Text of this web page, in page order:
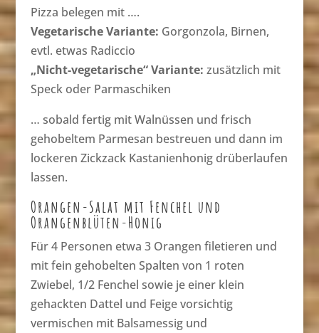
Pizza belegen mit ….
Vegetarische Variante: Gorgonzola, Birnen,
evtl. etwas Radiccio
„Nicht-vegetarische“ Variante: zusätzlich mit
Speck oder Parmaschiken
… sobald fertig mit Walnüssen und frisch
gehobeltem Parmesan bestreuen und dann im
lockeren Zickzack Kastanienhonig drüberlaufen
lassen.
Orangen-Salat mit Fenchel und
Orangenblüten-Honig
Für 4 Personen etwa 3 Orangen filetieren und
mit fein gehobelten Spalten von 1 roten
Zwiebel, 1/2 Fenchel sowie je einer klein
gehackten Dattel und Feige vorsichtig
vermischen mit Balsamessig und